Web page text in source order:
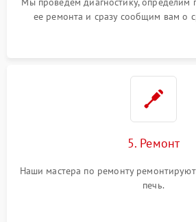
ее ремонта и сразу сообщим вам о
5. Ремонт
Наши мастера по ремонту
печь.